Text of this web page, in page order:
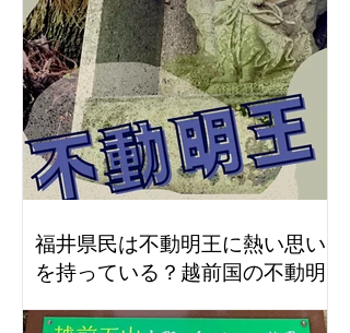
福井県民は不動明王に熱い思い
を持っている？越前国の不動明